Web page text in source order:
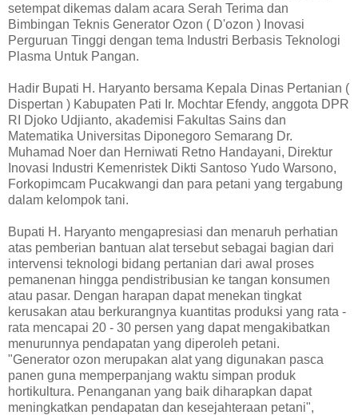
setempat dikemas dalam acara Serah Terima dan
Bimbingan Teknis Generator Ozon ( D'ozon ) Inovasi
Perguruan Tinggi dengan tema Industri Berbasis Teknologi
Plasma Untuk Pangan.
Hadir Bupati H. Haryanto bersama Kepala Dinas Pertanian (
Dispertan ) Kabupaten Pati Ir. Mochtar Efendy, anggota DPR
RI Djoko Udjianto, akademisi Fakultas Sains dan
Matematika Universitas Diponegoro Semarang Dr.
Muhamad Noer dan Herniwati Retno Handayani, Direktur
Inovasi Industri Kemenristek Dikti Santoso Yudo Warsono,
Forkopimcam Pucakwangi dan para petani yang tergabung
dalam kelompok tani.
Bupati H. Haryanto mengapresiasi dan menaruh perhatian
atas pemberian bantuan alat tersebut sebagai bagian dari
intervensi teknologi bidang pertanian dari awal proses
pemanenan hingga pendistribusian ke tangan konsumen
atau pasar. Dengan harapan dapat menekan tingkat
kerusakan atau berkurangnya kuantitas produksi yang rata -
rata mencapai 20 - 30 persen yang dapat mengakibatkan
menurunnya pendapatan yang diperoleh petani.
"Generator ozon merupakan alat yang digunakan pasca
panen guna memperpanjang waktu simpan produk
hortikultura. Penanganan yang baik diharapkan dapat
meningkatkan pendapatan dan kesejahteraan petani",